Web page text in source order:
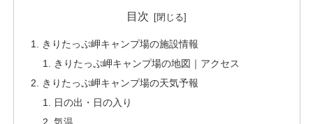
目次
きりたっぷ岬キャンプ場の施設情報
きりたっぷ岬キャンプ場の地図｜アクセス
きりたっぷ岬キャンプ場の天気予報
日の出・日の入り
気温